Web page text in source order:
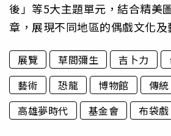
後」等5大主題單元，結合精美
章，展現不同地區的偶戲文化及
展覽 草間彌生 吉卜力
藝術
恐龍 博物館 傳統
高雄夢時代
基金會 布袋戲